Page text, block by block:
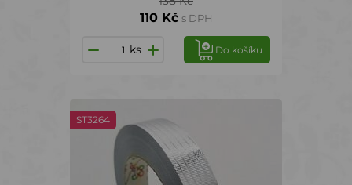
110 Kč s DPH
ks Do košíku
ST3264